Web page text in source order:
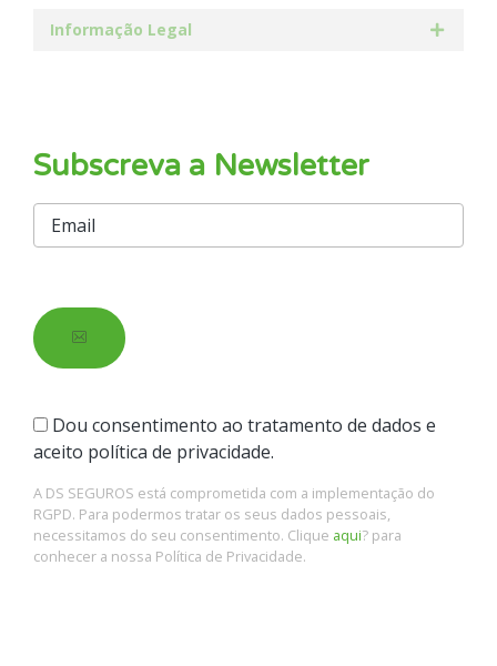
Informação Legal
Subscreva a Newsletter
Dou consentimento ao tratamento de dados e
aceito política de privacidade.
A DS SEGUROS está comprometida com a implementação do
RGPD. Para podermos tratar os seus dados pessoais,
necessitamos do seu consentimento. Clique aqui? para
conhecer a nossa Política de Privacidade.